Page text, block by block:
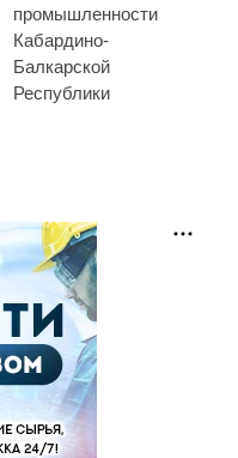
промышленности
Кабардино-
Балкарской
Республики